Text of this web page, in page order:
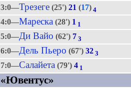
3:0—Трезеге(25') 21 (17) 4
4:0—Мареска (28') 1 1
5:0—Ди Вайо (62') 7 3
6:0—Дель Пьеро (67') 32 3
7:0—Салайета (79') 4 1
«Ювентус»